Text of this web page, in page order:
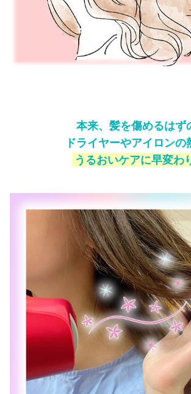
本来、髪を傷めるはず
ドライヤーやアイロンの
うるおいケアに早変わ